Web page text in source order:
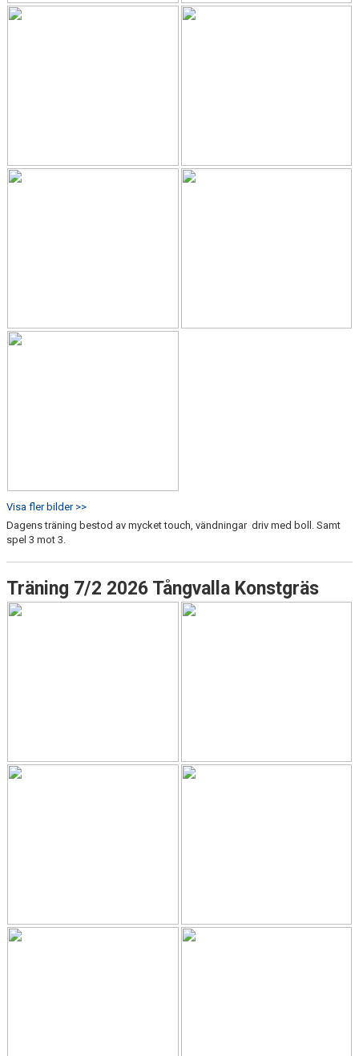
Visa fler bilder >>
Dagens träning bestod av mycket touch, vändningar driv med boll. Samt
spel 3 mot 3.
Träning 7/2 2026 Tångvalla Konstgräs